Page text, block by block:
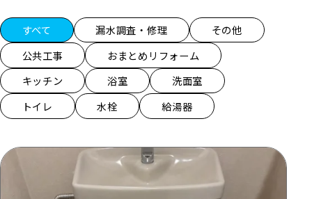
施工事例一覧
すべて 漏水調査・修理
その他
公共工事
おまとめリフォーム
キッチン
浴室
洗面室
トイレ
水栓 給湯器